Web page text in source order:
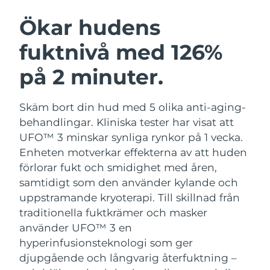
Ökar hudens
fuktnivå med 126%
på 2 minuter.
Skäm bort din hud med 5 olika anti-aging-
behandlingar. Kliniska tester har visat att
UFO™ 3 minskar synliga rynkor på 1 vecka.
Enheten motverkar effekterna av att huden
förlorar fukt och smidighet med åren,
samtidigt som den använder kylande och
uppstramande kryoterapi. Till skillnad från
traditionella fuktkrämer och masker
använder UFO™ 3 en
hyperinfusionsteknologi som ger
djupgående och långvarig återfuktning –
Ansiktsrengöring
Anti-aging massage
LUNA™ 4 Plus
Massage, LED heating
LUNA™ 4 Men
For men, anti-aging massage
Ansiktslyft
Microcurrent toning
BEAR™ 2 go
Microcurrent toning on-the-go
BEAR™ 2 eyes & lips
Microcurrent line smoothing device
Återfuktning
UFO™ 3-paket
Deep facial hydration
UFO™ 3 LED
Near-infrared and red light therapy
device
Munvård
issa™ 4
Hybrid silicone sonic toothbrush
issa™ 4 plus
Smart hybrid silicone sonic toothbrush
FAQ™ ANTI-AGING-BEHANDLING
Anti-aging LED-behandlingar
NEW
Österrike
Bahrain Förväntad leverans
Belgien Förväntad leverans
Bermuda Förväntad leverans8/18/26
Bosnien och
Hercegovina
Förväntad leverans8/15/26
Brunei Förväntad leverans
Bulgarien Förväntad leverans8/12/26
Kanada
Chile Förväntad leverans8/16/26